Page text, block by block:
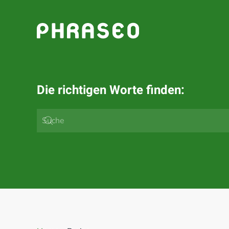
Zum Hauptinhalt springen
Die richtigen Worte finden: